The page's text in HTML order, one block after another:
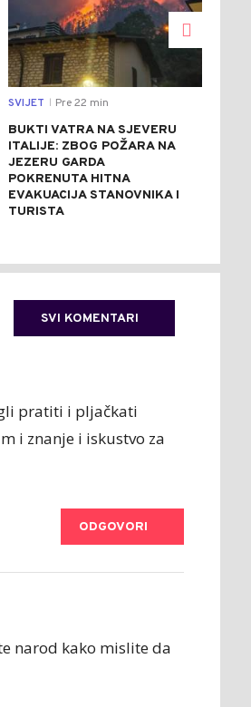
SVIJET Pre 22 min
BUKTI VATRA NA SJEVERU
ITALIJE: ZBOG POŽARA NA
JEZERU GARDA
POKRENUTA HITNA
EVAKUACIJA STANOVNIKA I
TURISTA
SVI KOMENTARI
pratiti i pljačkati
i znanje i iskustvo za
ODGOVORI
narod kako mislite da